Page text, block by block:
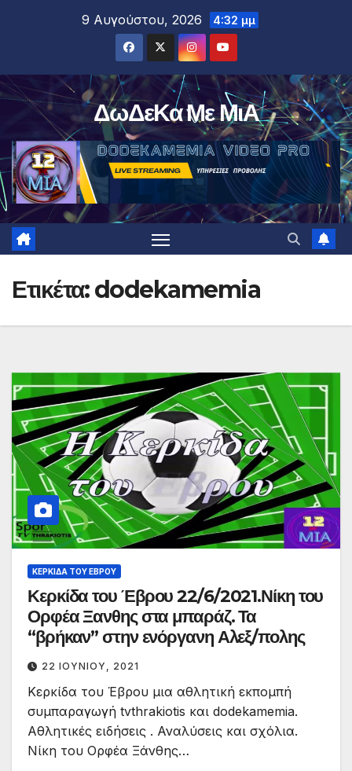
9 Αυγούστου, 2026 4:32 μμ
ΔωΔεΚα Με ΜιΑ
Ετικέτα:dodekamemia
ΚΕΡΚΊΔΑ ΤΟΥ ΈΒΡΟΥ
Κερκίδα του Έβρου 22/6/2021.Νίκη του
Ορφέα Ξανθης στα μπαράζ. Τα
“βρήκαν” στην ενόργανη Αλεξ/πολης
22 ΙΟΥΝΊΟΥ, 2021
Κερκίδα του Έβρου μια αθλητική εκπομπή
συμπαραγωγή tvthrakiotis και dodekamemia.
Αθλητικές ειδήσεις . Αναλύσεις και σχόλια.
Νίκη του Ορφέα Ξάνθης…